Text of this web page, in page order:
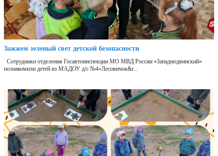
Зажжем зеленый свет детской безопасности
Сотрудники отделения Госавтоинспекции МО МВД России «Западнодвинский»
познакомили детей из МАДОУ д/с №4«Лесовичок&r...